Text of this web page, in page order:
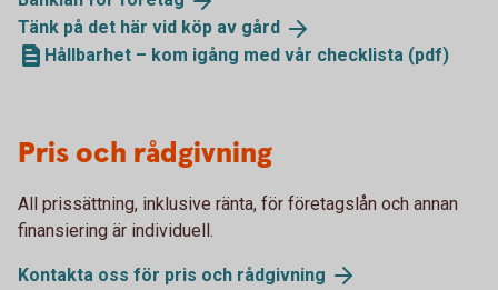
Tänk på det här vid köp av gård
Hållbarhet – kom igång med vår checklista (pdf)
Pris och rådgivning
All prissättning, inklusive ränta, för företagslån och annan
finansiering är individuell.
Kontakta oss för pris och rådgivning